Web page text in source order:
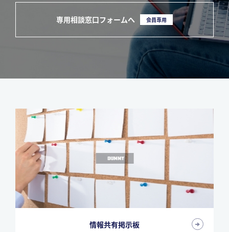
専用相談窓口フォームへ 会員専用
情報共有掲示板